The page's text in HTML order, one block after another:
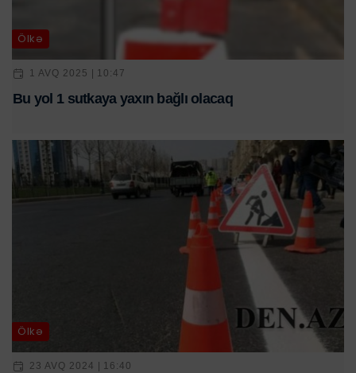
Ölkə
1 AVQ 2025 | 10:47
Bu yol 1 sutkaya yaxın bağlı olacaq
Ölkə
23 AVQ 2024 | 16:40